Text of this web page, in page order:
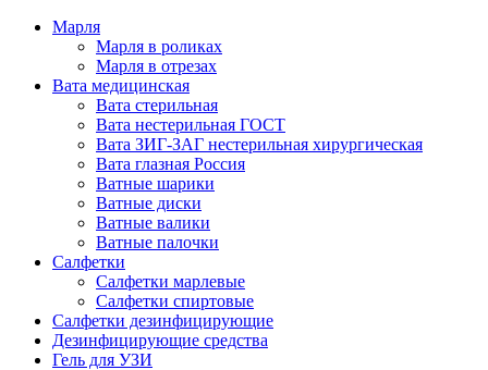
Марля
Марля в роликах
Марля в отрезах
Вата медицинская
Вата стерильная
Вата нестерильная ГОСТ
Вата ЗИГ-ЗАГ нестерильная хирургическая
Вата глазная Россия
Ватные шарики
Ватные диски
Ватные валики
Ватные палочки
Салфетки
Салфетки марлевые
Салфетки спиртовые
Салфетки дезинфицирующие
Дезинфицирующие средства
Гель для УЗИ